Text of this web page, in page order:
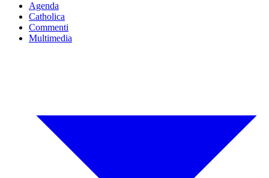
Agenda
Catholica
Commenti
Multimedia